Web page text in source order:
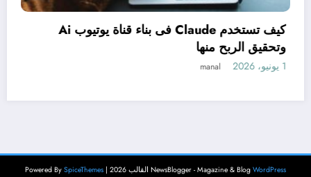
الطريق الأسرع للتطور المهني
30 مايو، 2026 mayada
NewsBlogger - Magazine & Blog WordPress القالب 2026 | Powered By SpiceThemes